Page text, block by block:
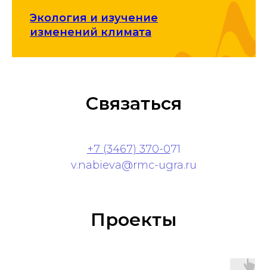
Экология и изучение
изменений климата
Связаться
+7 (3467) 370-071
v.nabieva@rmc-ugra.ru
Проекты